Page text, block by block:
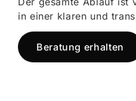
in einer klaren und
Beratung erhalten